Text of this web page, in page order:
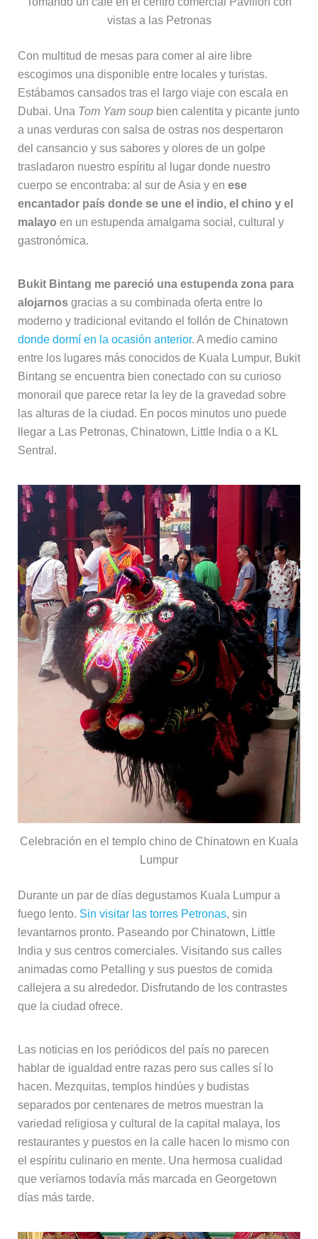
vistas a las Petronas
Con multitud de mesas para comer al aire libre
escogimos una disponible entre locales y turistas.
Estábamos cansados tras el largo viaje con escala en
Dubai. Una Tom Yam soupbien calentita y picante junto
a unas verduras con salsa de ostras nos despertaron
del cansancio y sus sabores y olores de un golpe
trasladaron nuestro espíritu al lugar donde nuestro
cuerpo se encontraba: al sur de Asia y en ese
encantador país donde se une el indio, el chino y el
malayo en un estupenda amalgama social, cultural y
gastronómica.
Bukit Bintang me pareció una estupenda zona para
alojarnosgracias a su combinada oferta entre lo
moderno y tradicional evitando el follón de Chinatown
donde dormí en la ocasión anterior. A medio camino
entre los lugares más conocidos de Kuala Lumpur, Bukit
Bintang se encuentra bien conectado con su curioso
monorail que parece retar la ley de la gravedad sobre
las alturas de la ciudad. En pocos minutos uno puede
llegar a Las Petronas, Chinatown, Little India o a KL
Sentral.
Celebración en el templo chino de Chinatown en Kuala
Lumpur
Durante un par de días degustamos Kuala Lumpur a
fuego lento. Sin visitar las torres Petronas, sin
levantarnos pronto. Paseando por Chinatown, Little
India y sus centros comerciales. Visitando sus calles
animadas como Petalling y sus puestos de comida
callejera a su alrededor. Disfrutando de los contrastes
que la ciudad ofrece.
Las noticias en los periódicos del país no parecen
hablar de igualdad entre razas pero sus calles sí lo
hacen. Mezquitas, templos hindúes y budistas
separados por centenares de metros muestran la
variedad religiosa y cultural de la capital malaya, los
restaurantes y puestos en la calle hacen lo mismo con
el espíritu culinario en mente. Una hermosa cualidad
que veríamos todavía más marcada en Georgetown
días más tarde.